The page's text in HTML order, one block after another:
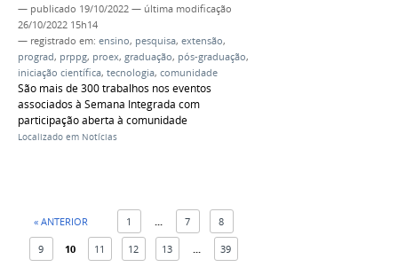
— publicado 19/10/2022 — última modificação
26/10/2022 15h14
— registrado em: ensino, pesquisa, extensão,
prograd, prppg, proex, graduação, pós-graduação,
iniciação científica, tecnologia, comunidade
São mais de 300 trabalhos nos eventos
associados à Semana Integrada com
participação aberta à comunidade
Localizado em Notícias
« ANTERIOR 1 7 8
9 10 11 12 13
39